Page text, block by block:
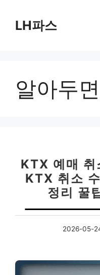
LH파스
알아두
KTX 예매 취
KTX 취소
정리 꿀
2026-05-